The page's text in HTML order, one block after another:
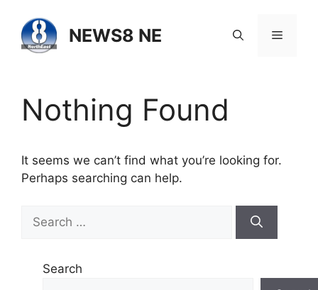
NEWS8 NE
Nothing Found
It seems we can’t find what you’re looking for.
Perhaps searching can help.
Search